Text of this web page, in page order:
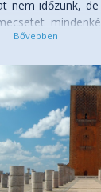
nem időzünk,
meg a
Marokkó
márvány
után újra
tradicionális